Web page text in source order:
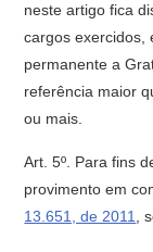
neste artigo fica
cargos exercidos,
permanente a
referência maior
ou mais.
Art. 5º. Para fins
provimento em
13.651, de 2011
,